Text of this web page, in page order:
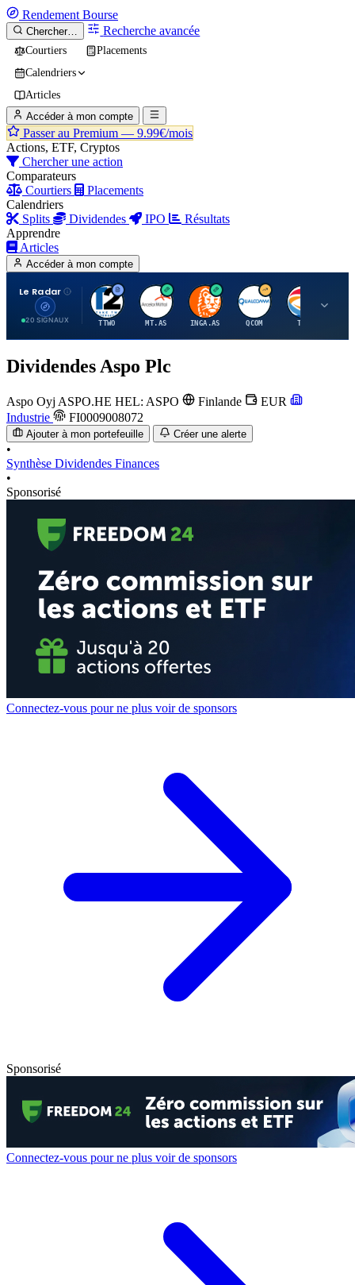
Rendement Bourse
Chercher… Recherche avancée
Courtiers
Placements
Calendriers
Articles
Accéder à mon compte
Passer au Premium — 9.99€/mois
Actions, ETF, Cryptos
Chercher une action
Comparateurs
Courtiers
Placements
Calendriers
Splits
Dividendes IPO
Résultats
Apprendre
Articles
Accéder à mon compte
Le Radar
20 SIGNAUX
T
TTWO
A
MT.AS
I
INGA.AS
Q
QCOM
T
TTE
Dividendes Aspo Plc
Aspo Oyj ASPO.HE HEL: ASPO Finlande
EUR
Industrie
FI0009008072
Ajouter à mon portefeuille Créer une alerte
•
Synthèse Dividendes Finances
•
Sponsorisé
Connectez-vous pour ne plus voir de sponsors
Sponsorisé
Connectez-vous pour ne plus voir de sponsors